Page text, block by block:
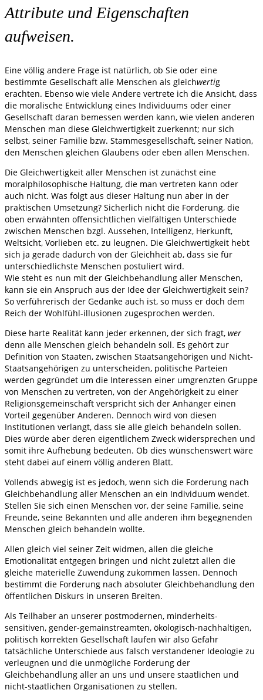
Attribute und Eigenschaften
aufweisen.
Eine völlig andere Frage ist natürlich, ob Sie oder eine
bestimmte Gesellschaft alle Menschen als gleichwertig
erachten. Ebenso wie viele Andere vertrete ich die Ansicht, dass
die moralische Entwicklung eines Individuums oder einer
Gesellschaft daran bemessen werden kann, wie vielen anderen
Menschen man diese Gleichwertigkeit zuerkennt; nur sich
selbst, seiner Familie bzw. Stammesgesellschaft, seiner Nation,
den Menschen gleichen Glaubens oder eben allen Menschen.
Die Gleichwertigkeit aller Menschen ist zunächst eine
moralphilosophische Haltung, die man vertreten kann oder
auch nicht. Was folgt aus dieser Haltung nun aber in der
praktischen Umsetzung? Sicherlich nicht die Forderung, die
oben erwähnten offensichtlichen vielfältigen Unterschiede
zwischen Menschen bzgl. Aussehen, Intelligenz, Herkunft,
Weltsicht, Vorlieben etc. zu leugnen. Die Gleichwertigkeit hebt
sich ja gerade dadurch von der Gleichheit ab, dass sie für
unterschiedlichste Menschen postuliert wird.
Wie steht es nun mit der Gleichbehandlung aller Menschen,
kann sie ein Anspruch aus der Idee der Gleichwertigkeit sein?
So verführerisch der Gedanke auch ist, so muss er doch dem
Reich der Wohlfühl-illusionen zugesprochen werden.
Diese harte Realität kann jeder erkennen, der sich fragt, wer
denn alle Menschen gleich behandeln soll. Es gehört zur
Definition von Staaten, zwischen Staatsangehörigen und Nicht-
Staatsangehörigen zu unterscheiden, politische Parteien
werden gegründet um die Interessen einer umgrenzten Gruppe
von Menschen zu vertreten, von der Angehörigkeit zu einer
Religionsgemeinschaft verspricht sich der Anhänger einen
Vorteil gegenüber Anderen. Dennoch wird von diesen
Institutionen verlangt, dass sie alle gleich behandeln sollen.
Dies würde aber deren eigentlichem Zweck widersprechen und
somit ihre Aufhebung bedeuten. Ob dies wünschenswert wäre
steht dabei auf einem völlig anderen Blatt.
Vollends abwegig ist es jedoch, wenn sich die Forderung nach
Gleichbehandlung aller Menschen an ein Individuum wendet.
Stellen Sie sich einen Menschen vor, der seine Familie, seine
Freunde, seine Bekannten und alle anderen ihm begegnenden
Menschen gleich behandeln wollte.
Allen gleich viel seiner Zeit widmen, allen die gleiche
Emotionalität entgegen bringen und nicht zuletzt allen die
gleiche materielle Zuwendung zukommen lassen. Dennoch
bestimmt die Forderung nach absoluter Gleichbehandlung den
öffentlichen Diskurs in unseren Breiten.
Als Teilhaber an unserer postmodernen, minderheits-
sensitiven, gender-gemainstreamten, ökologisch-nachhaltigen,
politisch korrekten Gesellschaft laufen wir also Gefahr
tatsächliche Unterschiede aus falsch verstandener Ideologie zu
verleugnen und die unmögliche Forderung der
Gleichbehandlung aller an uns und unsere staatlichen und
nicht-staatlichen Organisationen zu stellen.